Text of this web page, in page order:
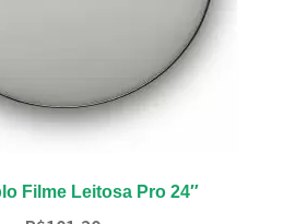
Filme Leitosa Pro 24″